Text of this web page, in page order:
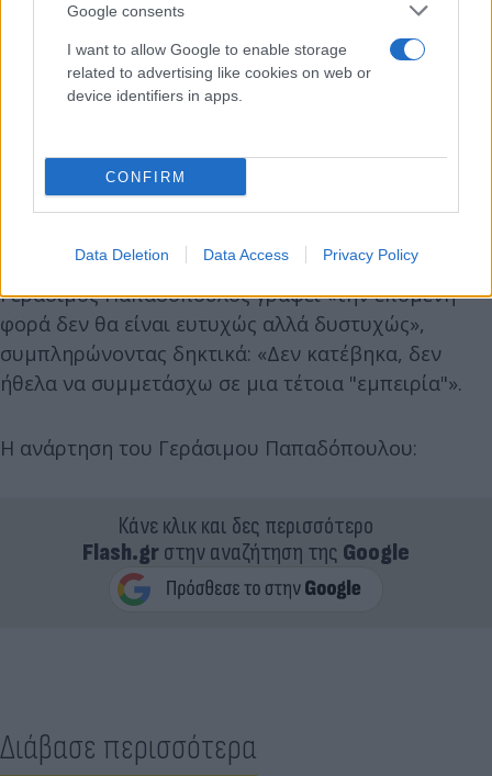
Google consents
I want to allow Google to enable storage
related to advertising like cookies on web or
device identifiers in apps.
CONFIRM
Data Deletion Data Access Privacy Policy
χαρακτήρα του σήματος κινδύνου που εκπέμπει, ο
Γεράσιμος Παπαδόπουλος γράφει «την επόμενη
φορά δεν θα είναι ευτυχώς αλλά δυστυχώς»,
συμπληρώνοντας δηκτικά: «Δεν κατέβηκα, δεν
ήθελα να συμμετάσχω σε μια τέτοια "εμπειρία"».
Η ανάρτηση του Γεράσιμου Παπαδόπουλου:
Κάνε κλικ και δες περισσότερο
Flash.grστην αναζήτηση της Google
Διάβασε περισσότερα